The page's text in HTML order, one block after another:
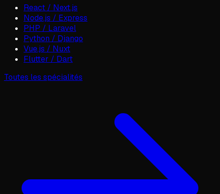
React / Next.js
Node.js / Express
PHP / Laravel
Python / Django
Vue.js / Nuxt
Flutter / Dart
Toutes les spécialités